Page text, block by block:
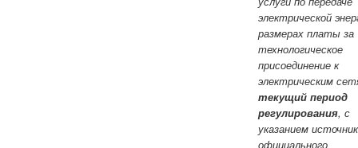
электрической
размерах платы за
технологическое
присоединение к
электрическим
текущий период
регулирования, с
указанием
официального